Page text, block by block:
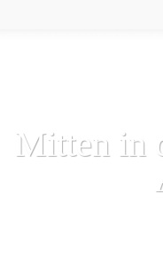
Mitten in